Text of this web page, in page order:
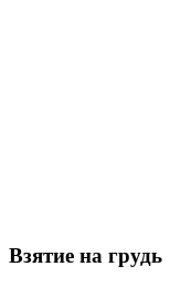
Взятие на грудь